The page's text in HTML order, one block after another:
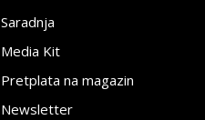
Saradnja
Media Kit
Pretplata na magazin
Newsletter